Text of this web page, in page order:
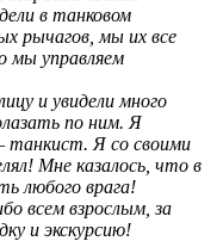
в танковом
рычагов, мы их все
мы управляем
и увидели много
по ним. Я
танкист. Я со своими
Мне казалось, что в
любого врага!
всем взрослым, за
и экскурсию!